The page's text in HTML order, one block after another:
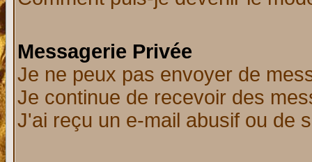
Messagerie Privée
Je ne peux pas envoyer de
Je continue de recevoir des
J'ai reçu un e-mail abusif ou de